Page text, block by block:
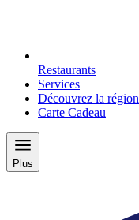
Restaurants
Services
Découvrez la région
Carte Cadeau
Plus